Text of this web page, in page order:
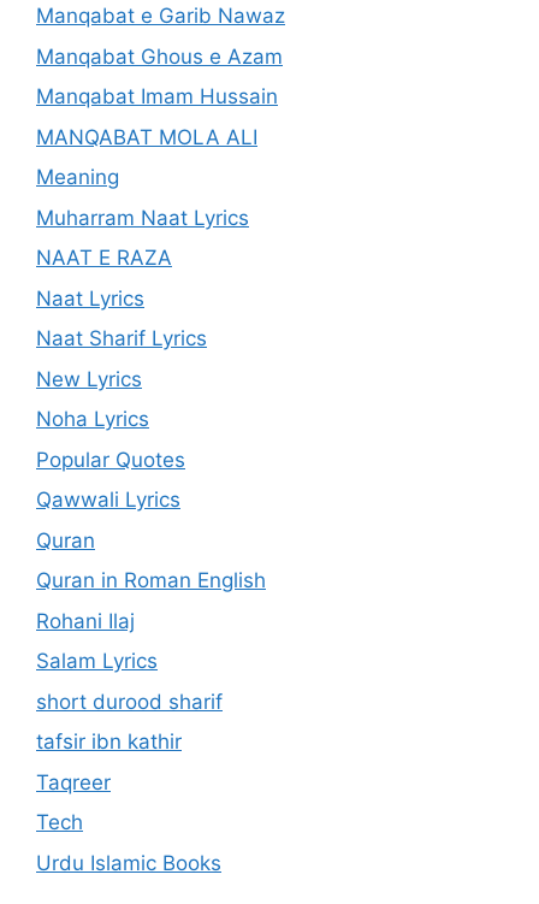
Manqabat e Garib Nawaz
Manqabat Ghous e Azam
Manqabat Imam Hussain
MANQABAT MOLA ALI
Meaning
Muharram Naat Lyrics
NAAT E RAZA
Naat Lyrics
Naat Sharif Lyrics
New Lyrics
Noha Lyrics
Popular Quotes
Qawwali Lyrics
Quran
Quran in Roman English
Rohani Ilaj
Salam Lyrics
short durood sharif
tafsir ibn kathir
Taqreer
Tech
Urdu Islamic Books